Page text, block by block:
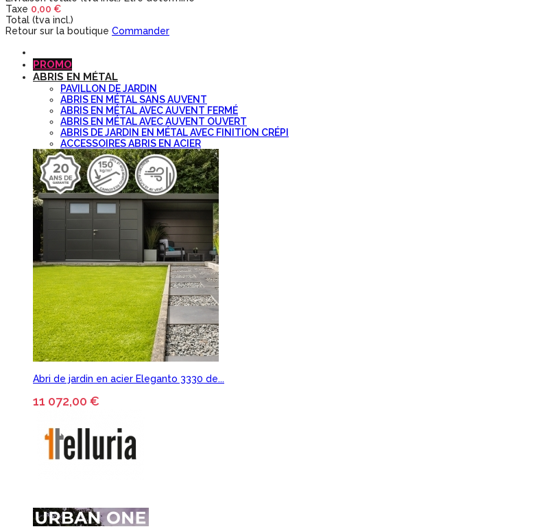
Taxe 0,00 €
Total (tva incl.)
Retour sur la boutique Commander
PROMO
ABRIS EN MÉTAL
PAVILLON DE JARDIN
ABRIS EN MÉTAL SANS AUVENT
ABRIS EN MÉTAL AVEC AUVENT FERMÉ
ABRIS EN MÉTAL AVEC AUVENT OUVERT
ABRIS DE JARDIN EN MÉTAL AVEC FINITION CRÉPI
ACCESSOIRES ABRIS EN ACIER
Abri de jardin en acier Eleganto 3330 de...
11 072,00 €